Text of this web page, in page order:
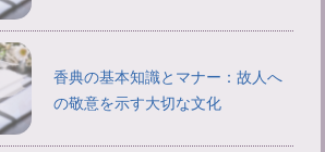
香典の基本知識とマナー：故人へ
の敬意を示す大切な文化